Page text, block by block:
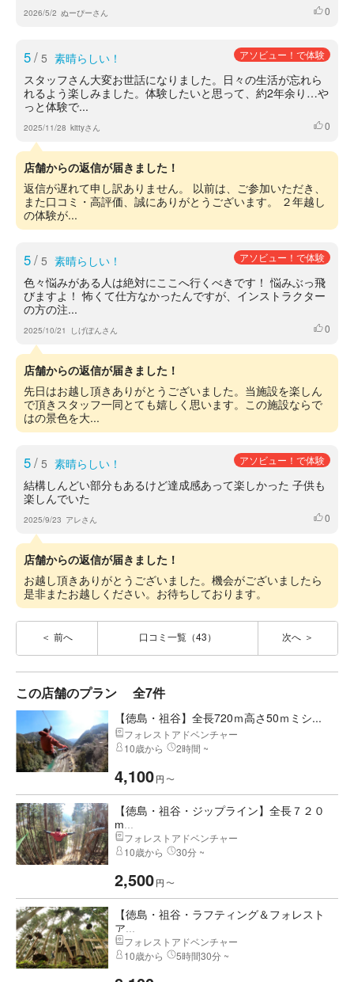
2026/5/2 ぬーぴーさん いいね
0
5/ 5 素晴らしい！ アソビュー！で体験
スタッフさん大変お世話になりました。日々の生活が忘れら
れるよう楽しみました。体験したいと思って、約2年余り…や
っと体験で...
2025/11/28 kittyさん いいね
0
店舗からの返信が届きました！
返信が遅れて申し訳ありません。 以前は、ご参加いただき、
また口コミ・高評価、誠にありがとうございます。 ２年越し
の体験が...
5/ 5 素晴らしい！ アソビュー！で体験
色々悩みがある人は絶対にここへ行くべきです！ 悩みぶっ飛
びますよ！ 怖くて仕方なかったんですが、インストラクター
の方の注...
2025/10/21 しげぽんさん いいね
0
店舗からの返信が届きました！
先日はお越し頂きありがとうございました。当施設を楽しん
で頂きスタッフ一同とても嬉しく思います。この施設ならで
はの景色を大...
5/ 5 素晴らしい！ アソビュー！で体験
結構しんどい部分もあるけど達成感あって楽しかった 子供も
楽しんでいた
2025/9/23 アレさん いいね
0
店舗からの返信が届きました！
お越し頂きありがとうございました。機会がございましたら
是非またお越しください。お待ちしております。
前へ 口コミ一覧（43） 次へ
この店舗のプラン 全7件
【徳島・祖谷】全長720ｍ高さ50ｍミシ...
フォレストアドベンチャー
10歳から
2時間 ~
4,100円 〜
【徳島・祖谷・ジップライン】全長７２０
m...
フォレストアドベンチャー
10歳から
30分 ~
2,500円 〜
【徳島・祖谷・ラフティング＆フォレスト
ア...
フォレストアドベンチャー
10歳から
5時間30分 ~